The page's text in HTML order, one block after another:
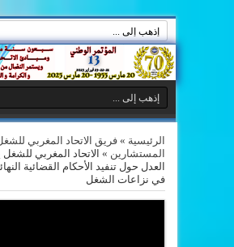
الرئيسية »فريق الاتحاد المغربي
المستشارين » الاتحاد المغربي
العدل حول تنفيد الأحكام القضائية
في نزاعات الشغل